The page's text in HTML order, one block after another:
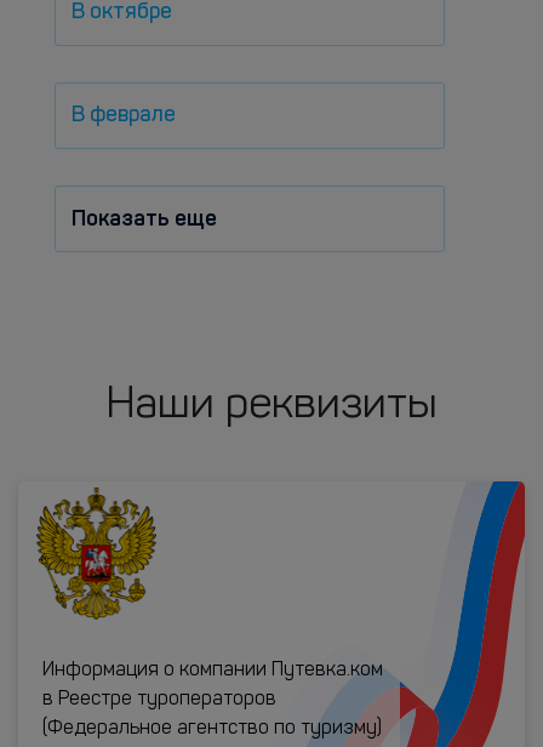
В октябре
В феврале
Показать еще
Наши реквизиты
Информация о компании Путевка.ком
в Реестре туроператоров
(Федеральное агентство по туризму)